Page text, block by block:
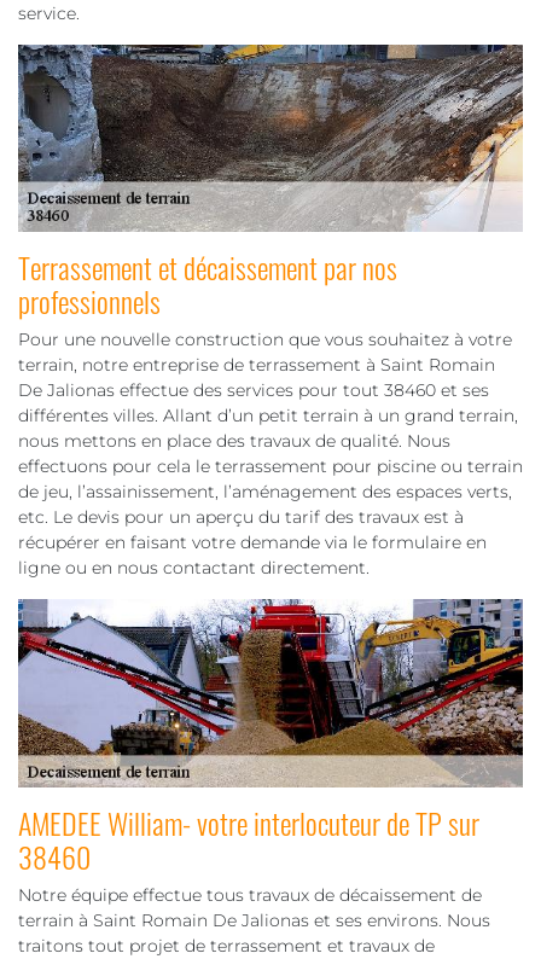
service.
Terrassement et décaissement par nos
professionnels
Pour une nouvelle construction que vous souhaitez à votre
terrain, notre entreprise de terrassement à Saint Romain
De Jalionas effectue des services pour tout 38460 et ses
différentes villes. Allant d’un petit terrain à un grand terrain,
nous mettons en place des travaux de qualité. Nous
effectuons pour cela le terrassement pour piscine ou terrain
de jeu, l’assainissement, l’aménagement des espaces verts,
etc. Le devis pour un aperçu du tarif des travaux est à
récupérer en faisant votre demande via le formulaire en
ligne ou en nous contactant directement.
AMEDEE William- votre interlocuteur de TP sur
38460
Notre équipe effectue tous travaux de décaissement de
terrain à Saint Romain De Jalionas et ses environs. Nous
traitons tout projet de terrassement et travaux de